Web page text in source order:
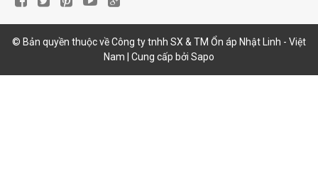
© Bản quyền thuộc về Công ty tnhh SX & TM Ổn áp Nhật Linh - Việt
Nam | Cung cấp bởi Sapo